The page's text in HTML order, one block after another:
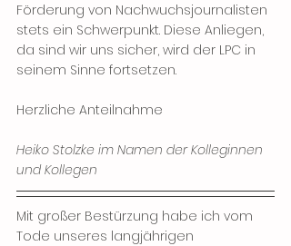
Förderung von Nachwuchsjournalisten
stets ein Schwerpunkt. Diese Anliegen,
da sind wir uns sicher, wird der LPC in
seinem Sinne fortsetzen.
Herzliche Anteilnahme
Heiko Stolzke im Namen der Kolleginnen
und Kollegen
Mit großer Bestürzung habe ich vom
Tode unseres langjährigen